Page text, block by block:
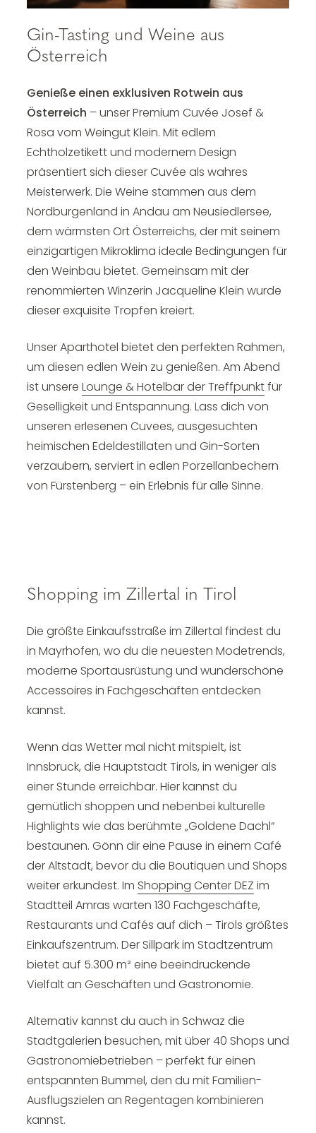
Gin-Tasting und Weine aus
Österreich
Genieße einen exklusiven Rotwein aus
Österreich – unser Premium Cuvée Josef &
Rosa vom Weingut Klein. Mit edlem
Echtholzetikett und modernem Design
präsentiert sich dieser Cuvée als wahres
Meisterwerk. Die Weine stammen aus dem
Nordburgenland in Andau am Neusiedlersee,
dem wärmsten Ort Österreichs, der mit seinem
einzigartigen Mikroklima ideale Bedingungen für
den Weinbau bietet. Gemeinsam mit der
renommierten Winzerin Jacqueline Klein wurde
dieser exquisite Tropfen kreiert.
Unser Aparthotel bietet den perfekten Rahmen,
um diesen edlen Wein zu genießen. Am Abend
ist unsere Lounge & Hotelbar der Treffpunktfür
Geselligkeit und Entspannung. Lass dich von
unseren erlesenen Cuvees, ausgesuchten
heimischen Edeldestillaten und Gin-Sorten
verzaubern, serviert in edlen Porzellanbechern
von Fürstenberg – ein Erlebnis für alle Sinne.
Shopping im Zillertal in Tirol
Die größte Einkaufsstraße im Zillertal findest du
in Mayrhofen, wo du die neuesten Modetrends,
moderne Sportausrüstung und wunderschöne
Accessoires in Fachgeschäften entdecken
kannst.
Wenn das Wetter mal nicht mitspielt, ist
Innsbruck, die Hauptstadt Tirols, in weniger als
einer Stunde erreichbar. Hier kannst du
gemütlich shoppen und nebenbei kulturelle
Highlights wie das berühmte „Goldene Dachl“
bestaunen. Gönn dir eine Pause in einem Café
der Altstadt, bevor du die Boutiquen und Shops
weiter erkundest. Im Shopping Center DEZ im
Stadtteil Amras warten 130 Fachgeschäfte,
Restaurants und Cafés auf dich – Tirols größtes
Einkaufszentrum. Der Sillpark im Stadtzentrum
bietet auf 5.300 m² eine beeindruckende
Vielfalt an Geschäften und Gastronomie.
Alternativ kannst du auch in Schwaz die
Stadtgalerien besuchen, mit über 40 Shops und
Gastronomiebetrieben – perfekt für einen
entspannten Bummel, den du mitFamilien-
Ausflugszielen an Regentagen kombinieren
kannst.